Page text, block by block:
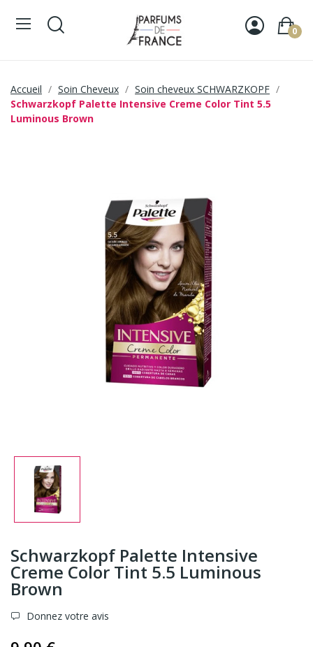
0
Accueil Soin Cheveux
Soin cheveux SCHWARZKOPF
Schwarzkopf Palette Intensive Creme Color Tint 5.5
Luminous Brown
Schwarzkopf Palette Intensive
Creme Color Tint 5.5 Luminous
Brown
Donnez votre avis